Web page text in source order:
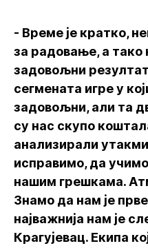
- Време је кратко,
за радовање, а тако
задовољни
сегмената игре у
задовољни, али та
су нас скупо
анализирали
исправимо, да
нашим грешкама.
Знамо да нам је
најважнија нам је
Крагујевац. Екипа